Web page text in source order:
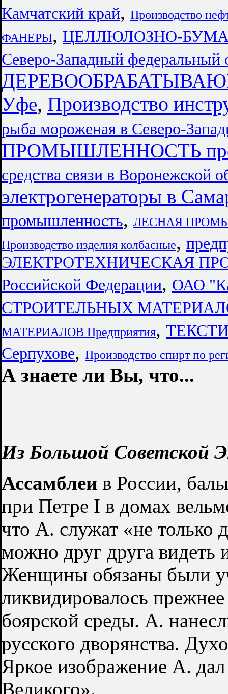
Камчатский край, Производство
ФАНЕРЫ, ЦЕЛЛЮЛОЗНО-
Северо-Западный федеральный
Уфе, Производство
рыба мороженая в Северо-
ПРОМЫШЛЕННОСТЬ
средства связи в Воронежской
электрогенераторы в
промышленность, ЛЕСНАЯ
Производство изделия колбасные,
ЭЛЕКТРОТЕХНИЧЕСКАЯ
Российской Федерации, ОАО
СТРОИТЕЛЬНЫХ
МАТЕРИАЛОВ Предприятия,
Серпухове, Производство спирт по
А знаете ли Вы, что...
Из Большой Советской
Ассамблеи в России,
при Петре I в домах
что А. служат «не только
можно друг друга видеть
Женщины обязаны были
ликвидировалось
боярской среды. А.
русского дворянства.
Яркое изображение А.
Великого».